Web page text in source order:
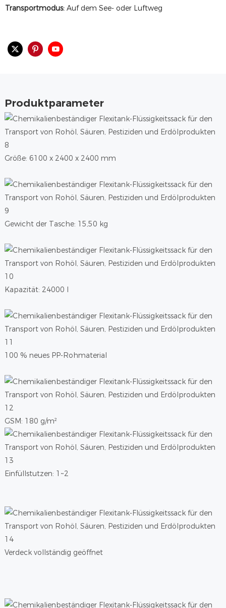
Transportmodus: Auf dem See- oder Luftweg
Produktparameter
Größe: 6100 x 2400 x 2400 mm
Gewicht der Tasche: 15,50 kg
Kapazität: 24000 l
100 % neues PP-Rohmaterial
GSM: 180 g/m²
Einfüllstutzen: 1~2
Verdeck vollständig geöffnet